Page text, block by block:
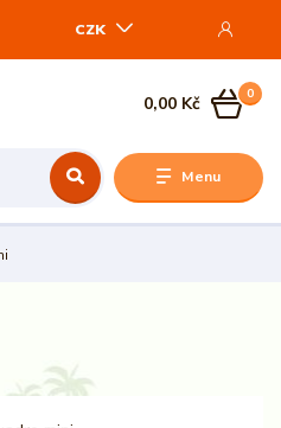
Menu
CZK
0
0,00 Kč